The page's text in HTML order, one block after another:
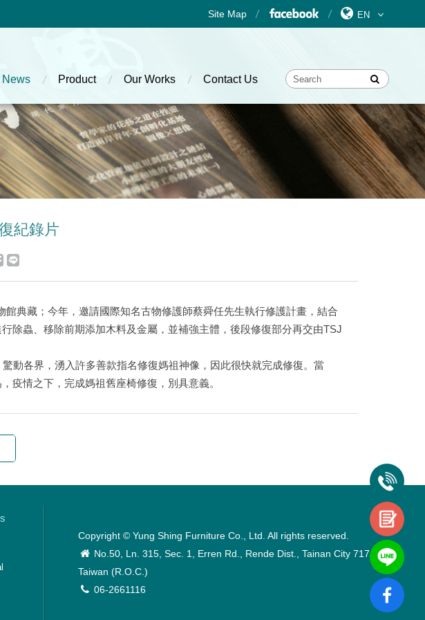
Site Map
News Product Our Works Contact Us
紀錄片
典藏；今年，邀請國際知名古物修護師蔡舜任先生執行修護計畫，結合
除蟲、移除前期添加木料及金屬，並補強主體，後段修復部分再交由TSJ
動各界，湧入許多善款指名修復媽祖神像，因此很快就完成修復。當
疫情之下，完成媽祖舊座椅修復，別具意義。
Copyright © Yung Shing Furniture Co., Ltd. All rights reserved.
No.50, Ln. 315, Sec. 1, Erren Rd., Rende Dist., Tainan City 717,
Taiwan (R.O.C.)
06-2661116